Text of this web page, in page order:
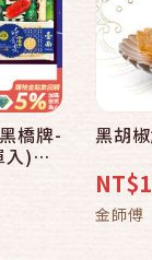
橋牌-
入)
心
黑胡
金師傅